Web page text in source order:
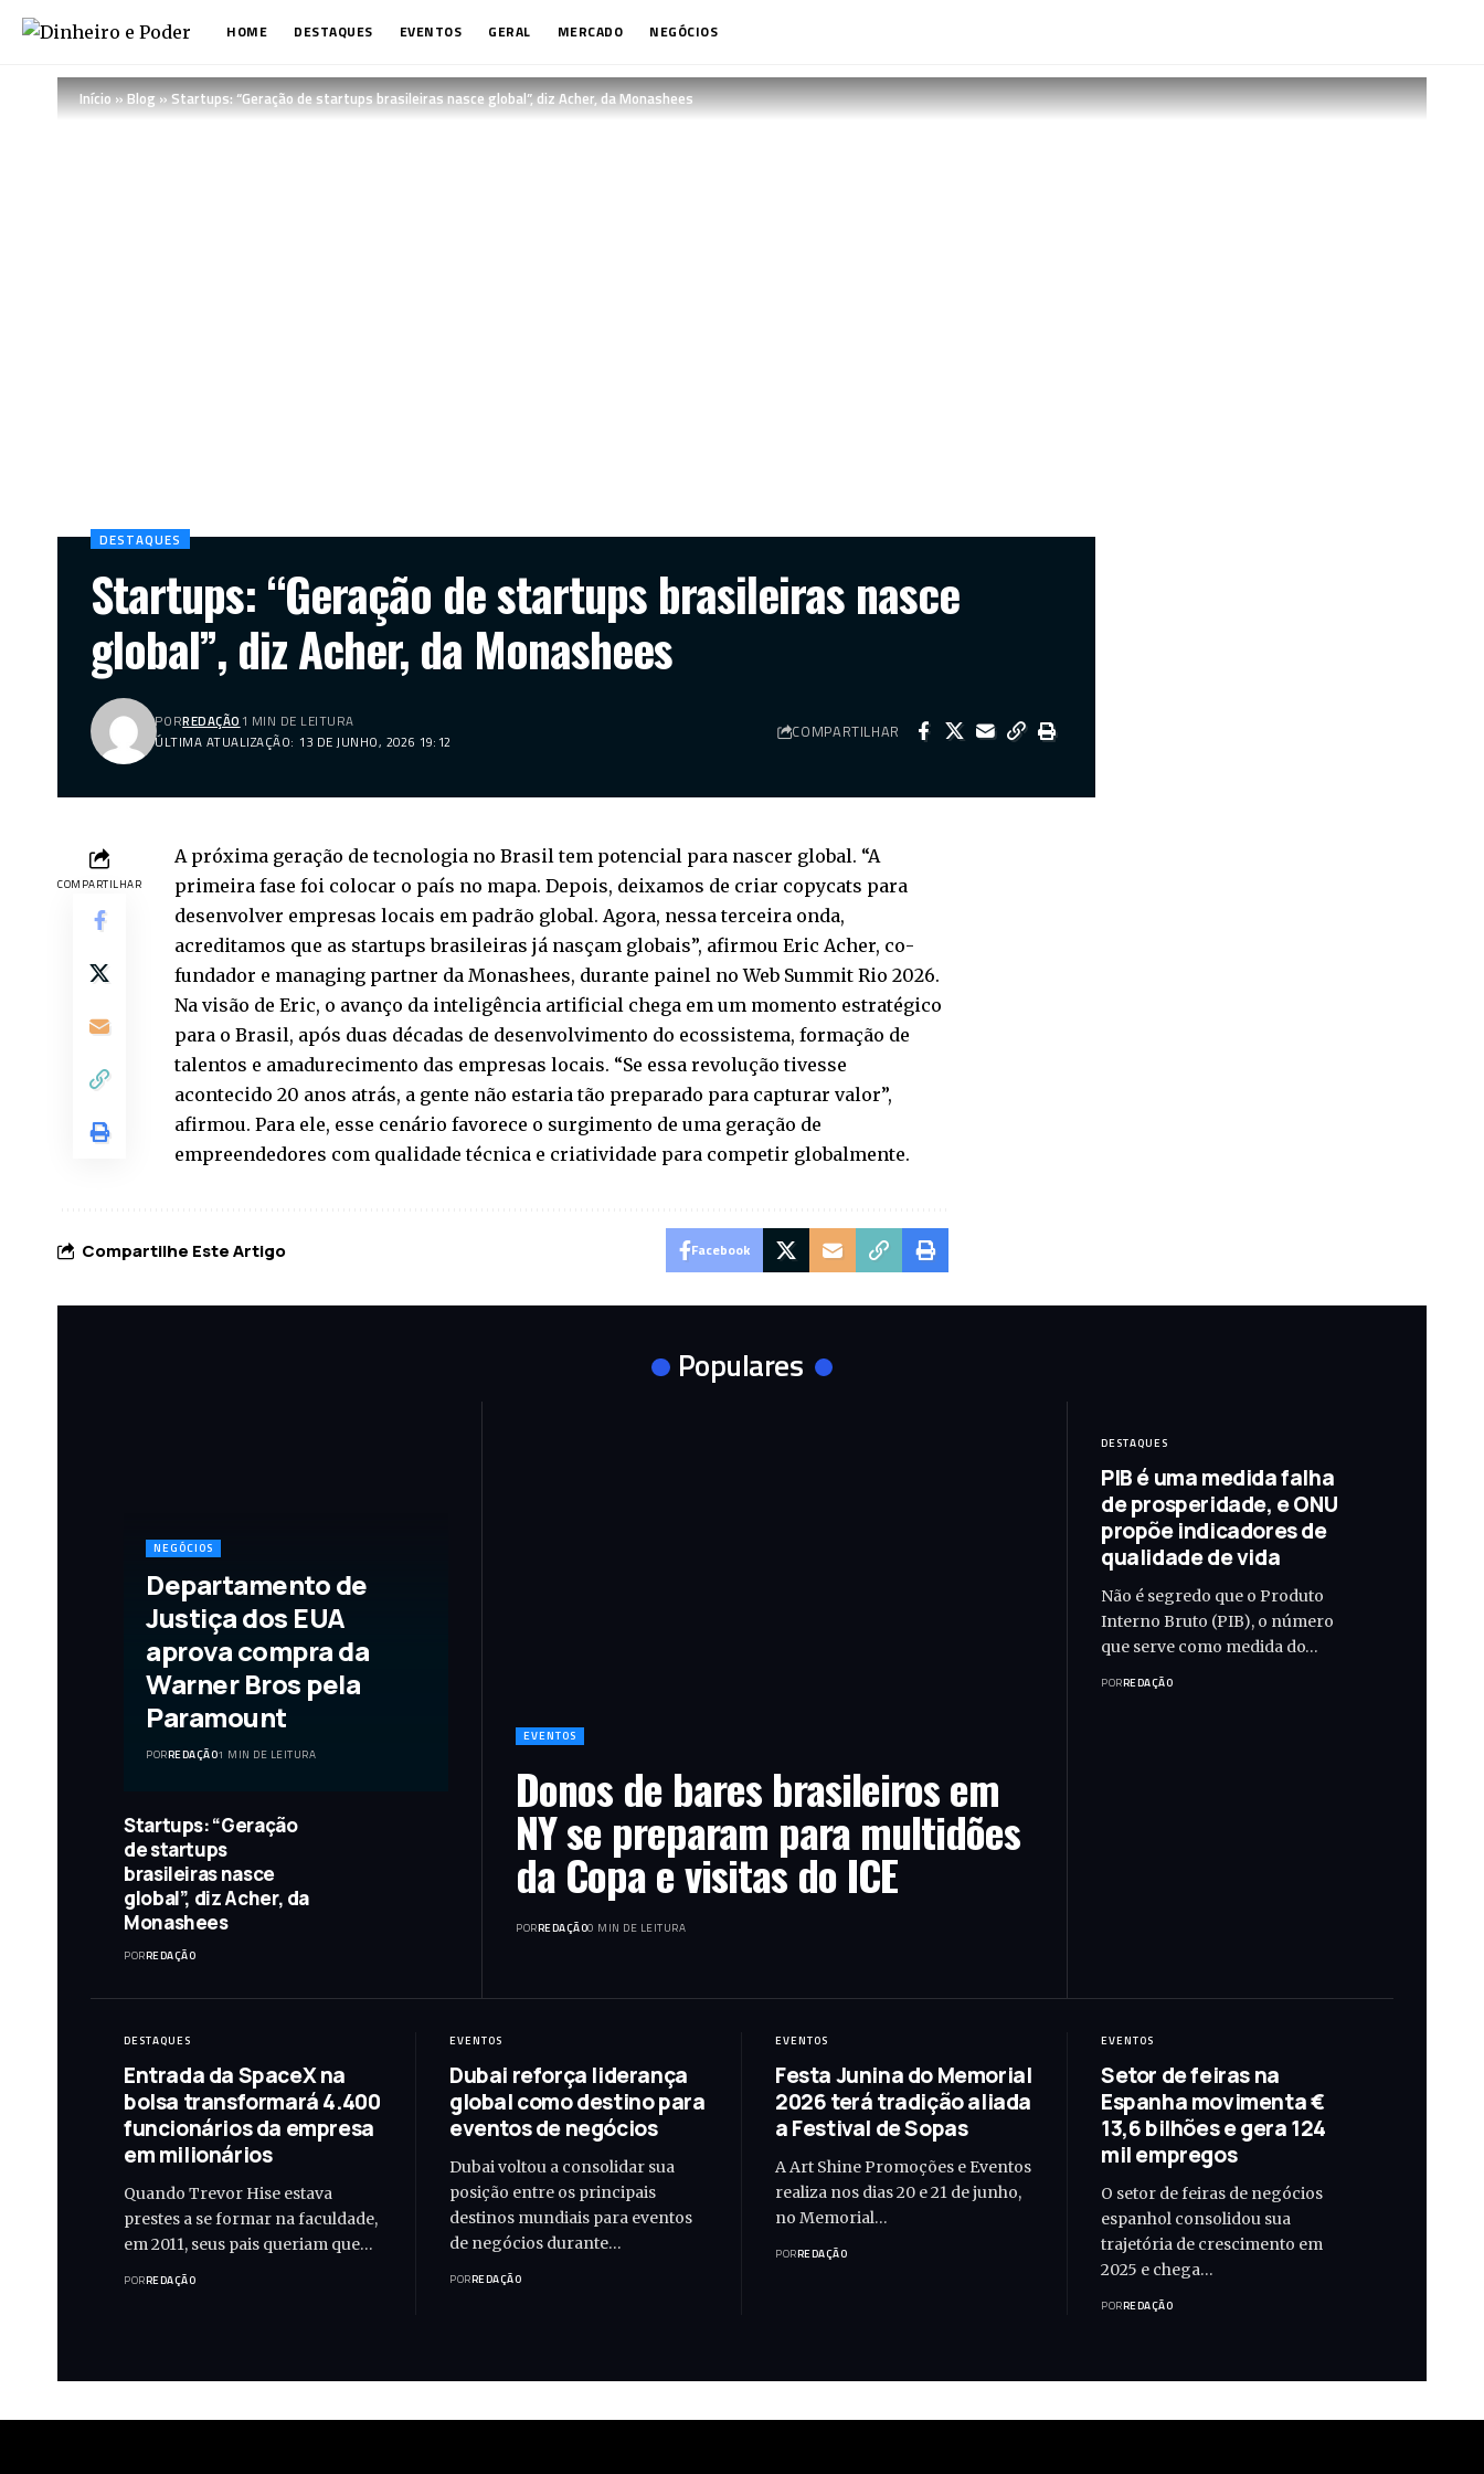
HOME DESTAQUES EVENTOS GERAL MERCADO NEGÓCIOS
Início»Blog»Startups: “Geração de startups brasileiras nasce global”, diz Acher, da Monashees
DESTAQUES
Startups: “Geração de startups brasileiras nasce
global”, diz Acher, da Monashees
ÚLTIMA ATUALIZAÇÃO: 13 DE JUNHO, 2026 19:12
PORREDAÇÃO 1 MIN DE LEITURA COMPARTILHAR
COMPARTILHAR
A próxima geração de tecnologia no Brasil tem potencial para nascer global. “A
primeira fase foi colocar o país no mapa. Depois, deixamos de criar copycats para
desenvolver empresas locais em padrão global. Agora, nessa terceira onda,
acreditamos que as startups brasileiras já nasçam globais”, afirmou Eric Acher, co-
fundador e managing partner da Monashees, durante painel no Web Summit Rio 2026.
Na visão de Eric, o avanço da inteligência artificial chega em um momento estratégico
para o Brasil, após duas décadas de desenvolvimento do ecossistema, formação de
talentos e amadurecimento das empresas locais. “Se essa revolução tivesse
acontecido 20 anos atrás, a gente não estaria tão preparado para capturar valor”,
afirmou. Para ele, esse cenário favorece o surgimento de uma geração de
empreendedores com qualidade técnica e criatividade para competir globalmente.
Compartilhe Este Artigo Facebook
Populares
NEGÓCIOS
Departamento de
Justiça dos EUA
aprova compra da
Warner Bros pela
Paramount
PORREDAÇÃO1 MIN DE LEITURA
Startups: “Geração
de startups
brasileiras nasce
global”, diz Acher, da
Monashees
PORREDAÇÃO
EVENTOS
Donos de bares brasileiros em
NY se preparam para multidões
da Copa e visitas do ICE
PORREDAÇÃO0 MIN DE LEITURA
DESTAQUES
PIB é uma medida falha
de prosperidade, e ONU
propõe indicadores de
qualidade de vida
Não é segredo que o Produto
Interno Bruto (PIB), o número
que serve como medida do…
PORREDAÇÃO
DESTAQUES
Entrada da SpaceX na
bolsa transformará 4.400
funcionários da empresa
em milionários
Quando Trevor Hise estava
prestes a se formar na faculdade,
em 2011, seus pais queriam que…
PORREDAÇÃO
EVENTOS
Dubai reforça liderança
global como destino para
eventos de negócios
Dubai voltou a consolidar sua
posição entre os principais
destinos mundiais para eventos
de negócios durante…
PORREDAÇÃO
EVENTOS
Festa Junina do Memorial
2026 terá tradição aliada
a Festival de Sopas
A Art Shine Promoções e Eventos
realiza nos dias 20 e 21 de junho,
no Memorial…
PORREDAÇÃO
EVENTOS
Setor de feiras na
Espanha movimenta €
13,6 bilhões e gera 124
mil empregos
O setor de feiras de negócios
espanhol consolidou sua
trajetória de crescimento em
2025 e chega…
PORREDAÇÃO